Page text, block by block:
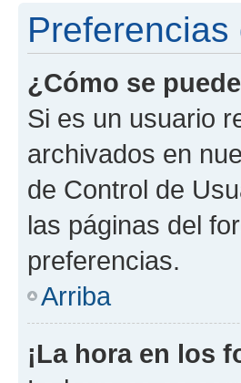
¿Cómo se
Si es un usuario
archivados en
de Control de
las páginas del
preferencias.
Arriba
¡La hora en los